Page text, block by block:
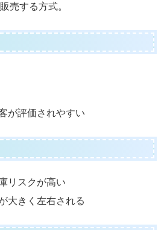
売する方式。
が評価されやすい
リスクが高い
大きく左右される